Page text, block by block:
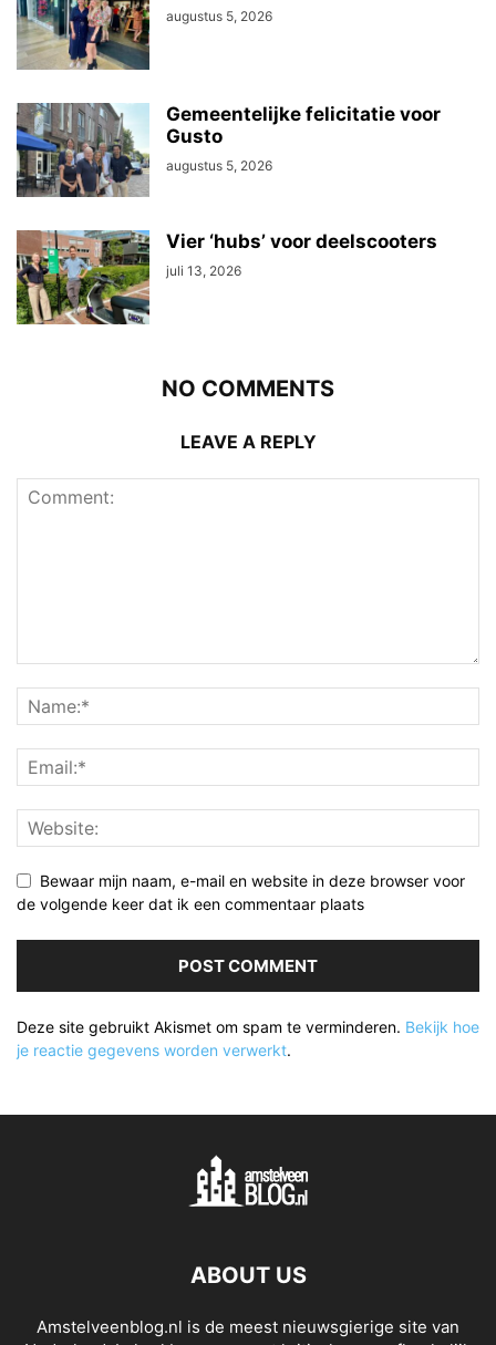
augustus 5, 2026
Gemeentelijke felicitatie voor
Gusto
augustus 5, 2026
Vier ‘hubs’ voor deelscooters
juli 13, 2026
NO COMMENTS
LEAVE A REPLY
Bewaar mijn naam, e-mail en website in deze browser voor
de volgende keer dat ik een commentaar plaats
Deze site gebruikt Akismet om spam te verminderen. Bekijk hoe
je reactie gegevens worden verwerkt.
ABOUT US
Amstelveenblog.nl is de meest nieuwsgierige site van